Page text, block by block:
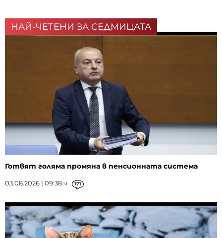
НАЙ-ЧЕТЕНИ ЗА СЕДМИЦАТА
Готвят голяма промяна в пенсионната система
03.08.2026 | 09:38 ч. 171